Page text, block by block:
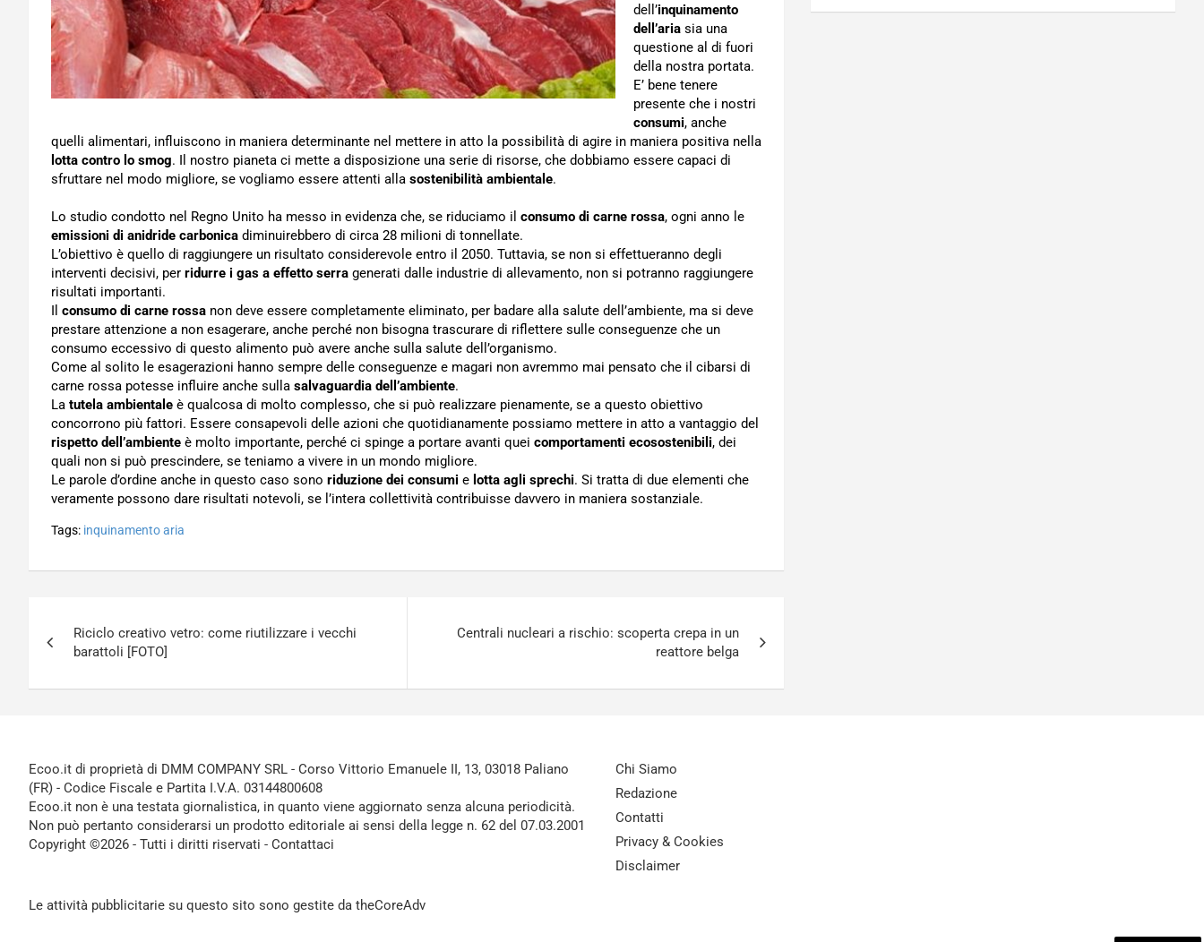
dell’inquinamento
dell’aria sia una
questione al di fuori
della nostra portata.
E’ bene tenere
presente che i nostri
consumi, anche
quelli alimentari, influiscono in maniera determinante nel mettere in atto la possibilità di agire in maniera positiva nella
lotta contro lo smog. Il nostro pianeta ci mette a disposizione una serie di risorse, che dobbiamo essere capaci di
sfruttare nel modo migliore, se vogliamo essere attenti alla sostenibilità ambientale.
Lo studio condotto nel Regno Unito ha messo in evidenza che, se riduciamo il consumo di carne rossa, ogni anno le
emissioni di anidride carbonica diminuirebbero di circa 28 milioni di tonnellate.
L’obiettivo è quello di raggiungere un risultato considerevole entro il 2050. Tuttavia, se non si effettueranno degli
interventi decisivi, per ridurre i gas a effetto serra generati dalle industrie di allevamento, non si potranno raggiungere
risultati importanti.
Il consumo di carne rossa non deve essere completamente eliminato, per badare alla salute dell’ambiente, ma si deve
prestare attenzione a non esagerare, anche perché non bisogna trascurare di riflettere sulle conseguenze che un
consumo eccessivo di questo alimento può avere anche sulla salute dell’organismo.
Come al solito le esagerazioni hanno sempre delle conseguenze e magari non avremmo mai pensato che il cibarsi di
carne rossa potesse influire anche sulla salvaguardia dell’ambiente.
La tutela ambientale è qualcosa di molto complesso, che si può realizzare pienamente, se a questo obiettivo
concorrono più fattori. Essere consapevoli delle azioni che quotidianamente possiamo mettere in atto a vantaggio del
rispetto dell’ambiente è molto importante, perché ci spinge a portare avanti quei comportamenti ecosostenibili, dei
quali non si può prescindere, se teniamo a vivere in un mondo migliore.
Le parole d’ordine anche in questo caso sono riduzione dei consumi e lotta agli sprechi. Si tratta di due elementi che
veramente possono dare risultati notevoli, se l’intera collettività contribuisse davvero in maniera sostanziale.
Tags: inquinamento aria
articoli
Riciclo creativo vetro: come riutilizzare i vecchi
barattoli [FOTO]
Centrali nucleari a rischio: scoperta crepa in un
reattore belga
Ecoo.it di proprietà di DMM COMPANY SRL - Corso Vittorio Emanuele II, 13, 03018 Paliano
(FR) - Codice Fiscale e Partita I.V.A. 03144800608
Ecoo.it non è una testata giornalistica, in quanto viene aggiornato senza alcuna periodicità.
Non può pertanto considerarsi un prodotto editoriale ai sensi della legge n. 62 del 07.03.2001
Copyright ©2026 - Tutti i diritti riservati - Contattaci
Le attività pubblicitarie su questo sito sono gestite da theCoreAdv
Chi Siamo
Redazione
Contatti
Privacy & Cookies
Disclaimer